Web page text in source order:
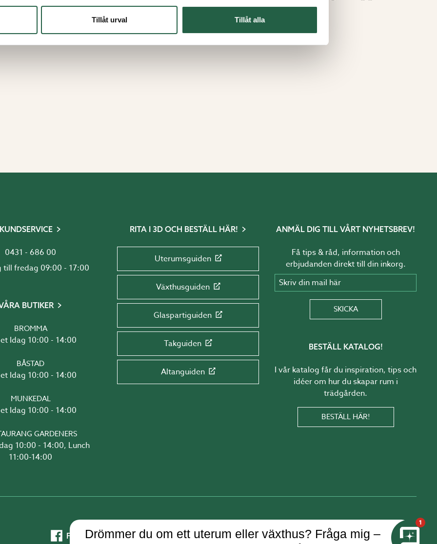
Tillåt urval Tillåt alla
Från
79 kr 195 kr
KUNDSERVICE
0431 - 686 00
Måndag till fredag 09:00 - 17:00
BUTIKER
BROMMA
Öppet Idag 10:00 - 14:00
BÅSTAD
Öppet Idag 10:00 - 14:00
MUNKEDAL
Öppet Idag 10:00 - 14:00
GARDENERS
Lunch
11:00-14:00
RITA I 3D OCH BESTÄLL HÄR!
Uterumsguiden
Växthusguiden
Glaspartiguiden
Takguiden
Altanguiden
ANMÄL DIG TILL VÅRT NYHETSBREV!
Få tips & råd, information och
erbjudanden direkt till din inkorg.
Skriv din mail här
SKICKA
BESTÄLL KATALOG!
I vår katalog får du inspiration, tips och
idéer om hur du skapar rum i
trädgården.
BESTÄLL HÄR!
Facebook Instagram
1
Drömmer du om ett uterum eller växthus? Fråga mig –